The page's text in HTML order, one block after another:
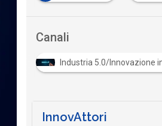
Canali
Industria 5.0/Innovazione
InnovAttori